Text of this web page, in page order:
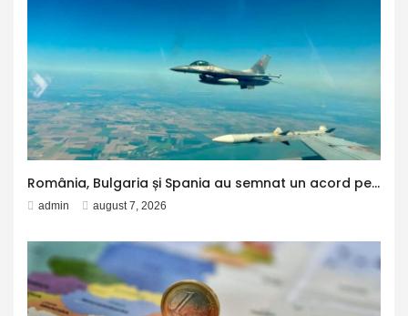
România, Bulgaria și Spania au semnat un acord pentru operațiuni transfrontaliere de poliție aeriană în cadrul NATO. Avioanele spaniole vor putea patrula și în spațiul aerian al Bulgariei
admin august 7, 2026